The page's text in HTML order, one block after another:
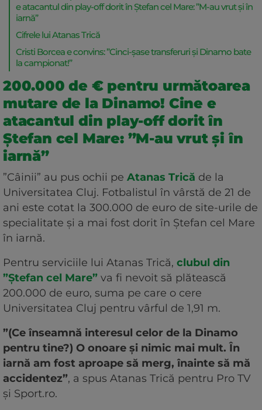
e atacantul din play-off dorit în Ștefan cel Mare: ”M-au vrut și în
iarnă”
Cifrele lui Atanas Trică
Cristi Borcea e convins: ”Cinci-șase transferuri și Dinamo bate
la campionat!”
200.000 de € pentru următoarea
mutare de la Dinamo! Cine e
atacantul din play-off dorit în
Ștefan cel Mare: ”M-au vrut și în
iarnă”
”Câinii” au pus ochii pe Atanas Trică de la
Universitatea Cluj. Fotbalistul în vârstă de 21 de
ani este cotat la 300.000 de euro de site-urile de
specialitate și a mai fost dorit în Ștefan cel Mare
în iarnă.
Pentru serviciile lui Atanas Trică, clubul din
”Ștefan cel Mare” va fi nevoit să plătească
200.000 de euro, suma pe care o cere
Universitatea Cluj pentru vârful de 1,91 m.
”(Ce înseamnă interesul celor de la Dinamo
pentru tine?) O onoare și nimic mai mult. În
iarnă am fost aproape să merg, înainte să mă
accidentez”, a spus Atanas Trică pentru Pro TV
și Sport.ro.